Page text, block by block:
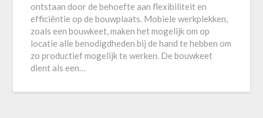
ontstaan door de behoefte aan flexibiliteit en
efficiëntie op de bouwplaats. Mobiele werkplekken,
zoals een bouwkeet, maken het mogelijk om op
locatie alle benodigdheden bij de hand te hebben om
zo productief mogelijk te werken. De bouwkeet
dient als een…